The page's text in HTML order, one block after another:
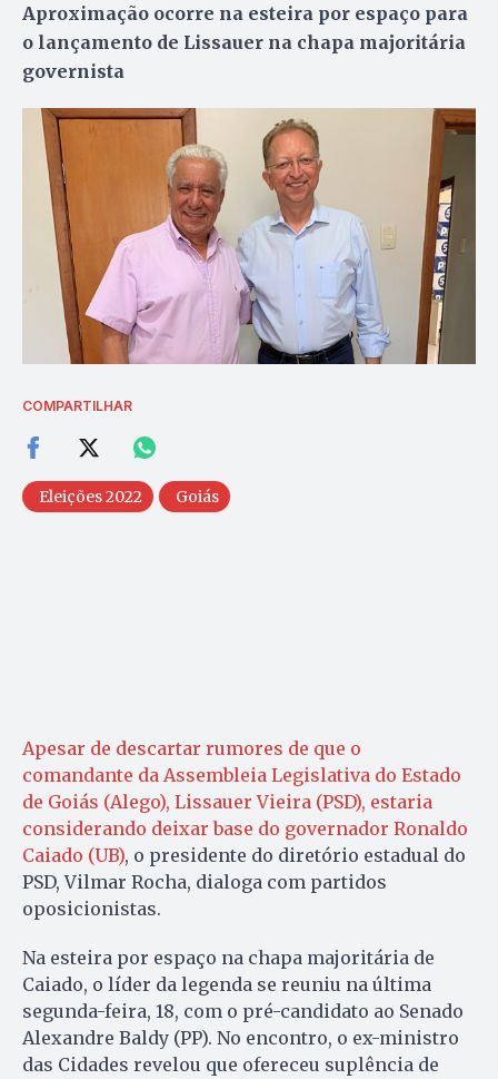
Aproximação ocorre na esteira por espaço para
o lançamento de Lissauer na chapa majoritária
governista
COMPARTILHAR
Eleições 2022 Goiás
Apesar de descartar rumores de que o
comandante da Assembleia Legislativa do Estado
de Goiás (Alego), Lissauer Vieira (PSD), estaria
considerando deixar base do governador Ronaldo
Caiado (UB), o presidente do diretório estadual do
PSD, Vilmar Rocha, dialoga com partidos
oposicionistas.
Na esteira por espaço na chapa majoritária de
Caiado, o líder da legenda se reuniu na última
segunda-feira, 18, com o pré-candidato ao Senado
Alexandre Baldy (PP). No encontro, o ex-ministro
das Cidades revelou que ofereceu suplência de